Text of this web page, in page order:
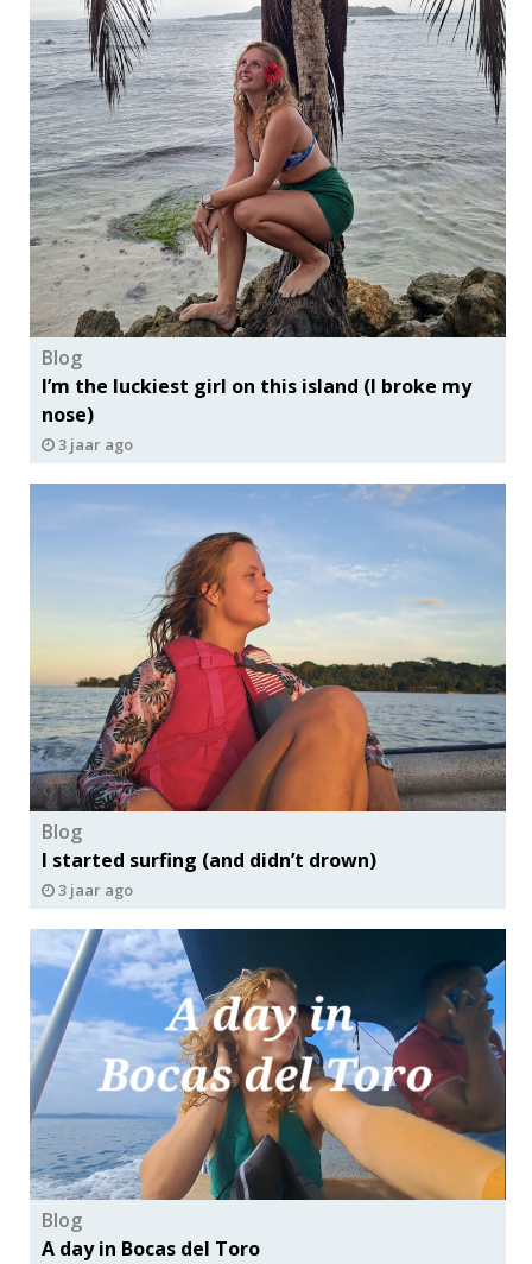
Blog
I’m the luckiest girl on this island (I broke my
nose)
3 jaar ago
Blog
I started surfing (and didn’t drown)
3 jaar ago
Blog
A day in Bocas del Toro